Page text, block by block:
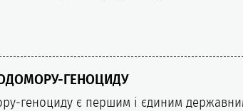
ГЕНОЦИДУ
геноциду є першим і єдиним